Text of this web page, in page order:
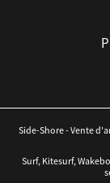
Side-Shore - Vente
Surf, Kitesurf,